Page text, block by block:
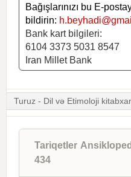
Bağışlarınızı bu E-
bildirin:
Bank kart bilgileri:
6104 3373 5031 8547
Iran Millet Bank
Turuz - Dil və Etimoloji
Tariqetler
434